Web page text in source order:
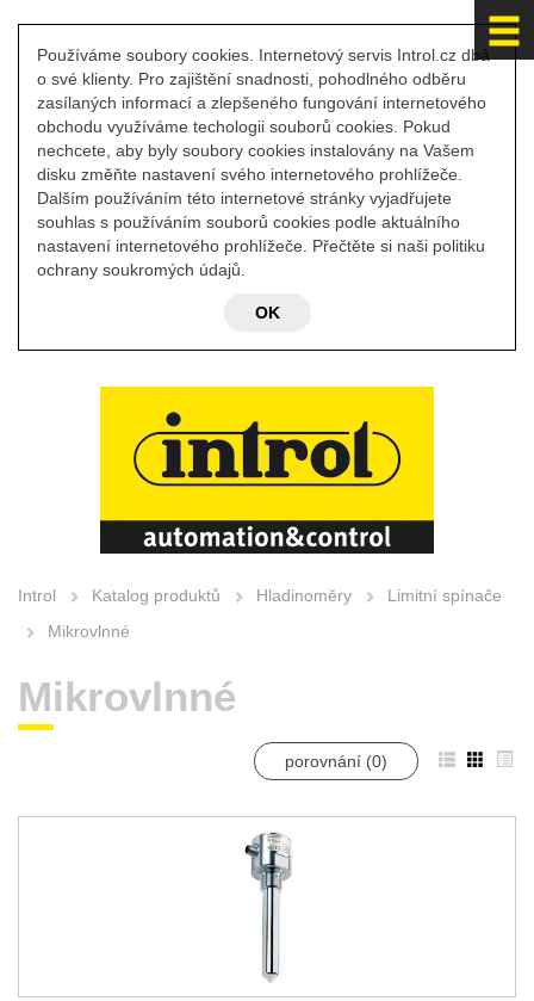
Používáme soubory cookies. Internetový servis Introl.cz dbá
o své klienty. Pro zajištění snadnosti, pohodlného odběru
zasílaných informací a zlepšeného fungování internetového
obchodu využíváme techologii souborů cookies. Pokud
nechcete, aby byly soubory cookies instalovány na Vašem
disku změňte nastavení svého internetového prohlížeče.
Dalším používáním této internetové stránky vyjadřujete
souhlas s používáním souborů cookies podle aktuálního
nastavení internetového prohlížeče. Přečtěte si naši politiku
ochrany soukromých údajů.
OK
Introl Katalog produktů Hladinoměry
Limitní spínače
Mikrovlnné
Mikrovlnné
porovnání (0)